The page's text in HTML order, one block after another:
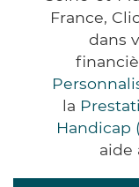
France,
dans
la
Handicap
aide